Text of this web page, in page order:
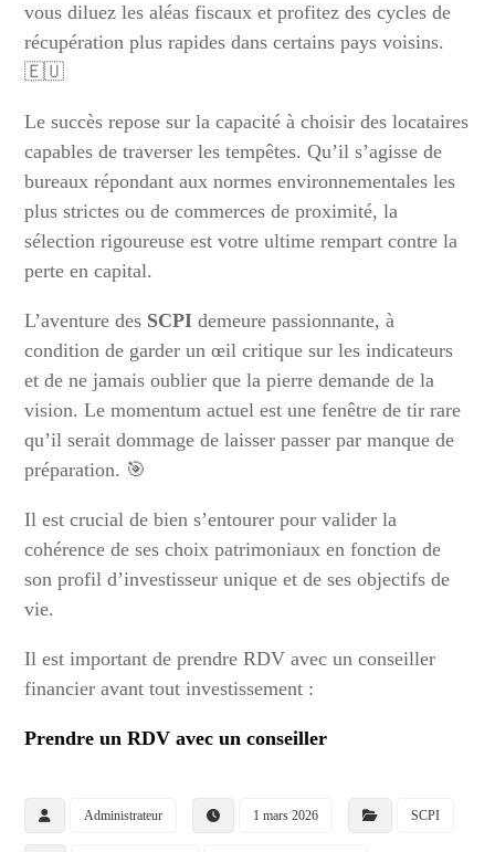
vous diluez les aléas fiscaux et profitez des cycles de
récupération plus rapides dans certains pays voisins.
🇪🇺
Le succès repose sur la capacité à choisir des locataires
capables de traverser les tempêtes. Qu’il s’agisse de
bureaux répondant aux normes environnementales les
plus strictes ou de commerces de proximité, la
sélection rigoureuse est votre ultime rempart contre la
perte en capital.
L’aventure des SCPI demeure passionnante, à
condition de garder un œil critique sur les indicateurs
et de ne jamais oublier que la pierre demande de la
vision. Le momentum actuel est une fenêtre de tir rare
qu’il serait dommage de laisser passer par manque de
préparation. 🎯
Il est crucial de bien s’entourer pour valider la
cohérence de ses choix patrimoniaux en fonction de
son profil d’investisseur unique et de ses objectifs de
vie.
Il est important de prendre RDV avec un conseiller
financier avant tout investissement :
Prendre un RDV avec un conseiller
Administrateur 1 mars 2026 SCPI